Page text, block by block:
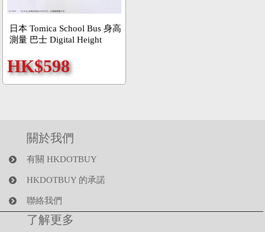
日本 Tomica School Bus 身高
測量 巴士 Digital Height
HK$598
關於我們
有關 HKDOTBUY
HKDOTBUY 的承諾
聯絡我們
了解更多